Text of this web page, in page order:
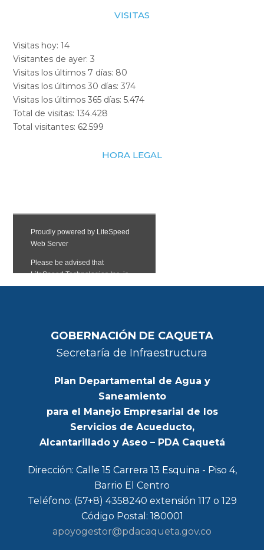
VISITAS
Visitas hoy:14
Visitantes de ayer:3
Visitas los últimos 7 días: 80
Visitas los últimos 30 días:374
Visitas los últimos 365 días:5.474
Total de visitas:134.428
Total visitantes: 62.599
HORA LEGAL
GOBERNACIÓN DE CAQUETA
Secretaría de Infraestructura
Plan Departamental de Agua y
Saneamiento
para el Manejo Empresarial de los
Servicios de Acueducto,
Alcantarillado y Aseo – PDA Caquetá
Dirección: Calle 15 Carrera 13 Esquina - Piso 4,
Barrio El Centro
Teléfono: (57+8) 4358240 extensión 117 o 129
Código Postal: 180001
apoyogestor@pdacaqueta.gov.co